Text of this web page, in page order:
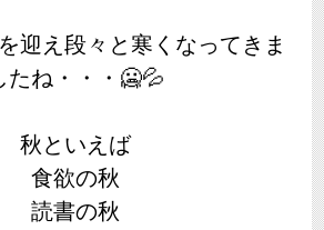
迎え段々と寒くなってきま
たね・・・🥶💦
秋といえば
食欲の秋
読書の秋